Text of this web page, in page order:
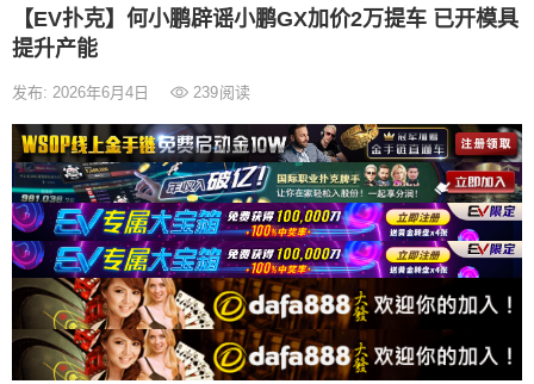
【EV扑克】何小鹏辟谣小鹏GX加价2万提车 已开模具
提升产能
发布: 2026年6月4日 239阅读